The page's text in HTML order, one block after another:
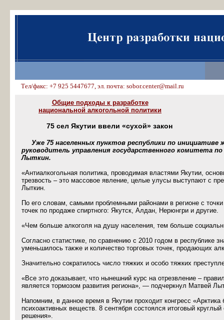
Тел/факс: +7 925 5447677, эл. почта: sobor.center@mail.ru
Общие подходы к разработке
национальной алкогольной политики
75 сел Якутии ввели «сухой» закон
Уже 75 населенных пунктов республики по
руководитель управления государственного комитета
Лыткин.
«Антиалкогольная политика, проводимая властями Якутии,
трезвость – это массовое явление, целые улусы выступают с
Лыткин.
По его словам, самыми проблемными районами в регионе с точки
точек по продаже спиртного: Якутск, Алдан, Нерюнгри и другие.
«Чем больше алкоголя на душу населения, тем больше
Согласно статистике, по сравнению с 2010 годом в республике
уменьшилось также и количество торговых точек, продающих
Значительно сократилось число тяжких и особо тяжких
«Все это доказывает, что нынешний курс на отрезвление –
является тормозом развития региона», — подчеркнул Матвей
Напомним, в данное время в Якутии проходит конгресс
психоактивных веществ. 8 сентября состоялся итоговый
решения».